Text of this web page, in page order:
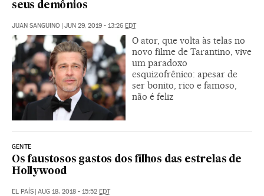
seus demônios
JUAN SANGUINO | JUN 29, 2019 - 13:26 EDT
O ator, que volta às telas no
novo filme de Tarantino, vive
um paradoxo
esquizofrênico: apesar de
ser bonito, rico e famoso,
não é feliz
GENTE
Os faustosos gastos dos filhos das estrelas de
Hollywood
EL PAÍS | AUG 18, 2018 - 15:52 EDT